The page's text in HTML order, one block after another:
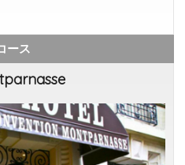
ース